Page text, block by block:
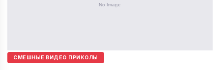
СМЕШНЫЕ ВИДЕО ПРИКОЛЫ